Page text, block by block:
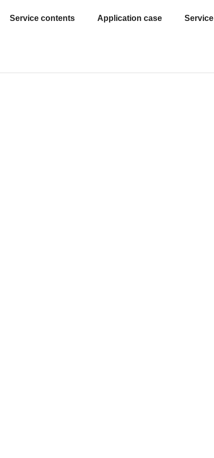
Service contents Application case